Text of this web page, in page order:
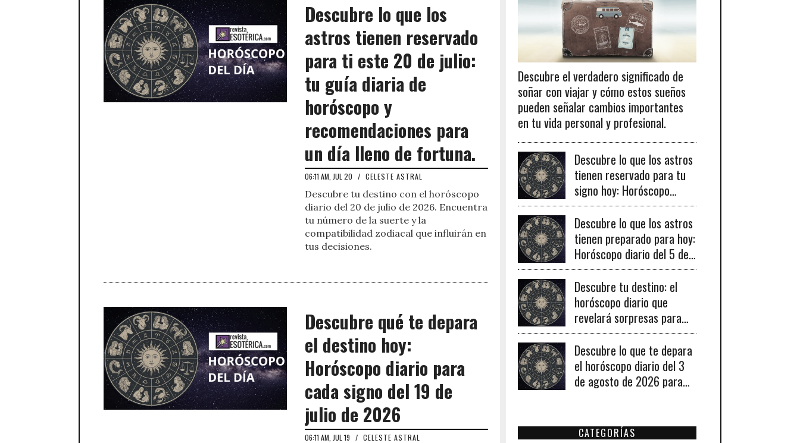
Descubre lo que los
astros tienen reservado
para ti este 20 de julio:
tu guía diaria de
horóscopo y
recomendaciones para
un día lleno de fortuna.
06:11 AM, JUL 20 / CELESTE ASTRAL
Descubre tu destino con el horóscopo
diario del 20 de julio de 2026. Encuentra
tu número de la suerte y la
compatibilidad zodiacal que influirán en
tus decisiones.
Descubre qué te depara
el destino hoy:
Horóscopo diario para
cada signo del 19 de
julio de 2026
06:11 AM, JUL 19 / CELESTE ASTRAL
Descubre el verdadero significado de
soñar con viajar y cómo estos sueños
pueden señalar cambios importantes
en tu vida personal y profesional.
Descubre lo que los astros
tienen reservado para tu
signo hoy: Horóscopo
diario del 6 de agosto de
2026
Descubre lo que los astros
tienen preparado para hoy:
Horóscopo diario del 5 de
agosto de 2026 para
todos los signos
zodiacales.
Descubre tu destino: el
horóscopo diario que
revelará sorpresas para
cada signo este 4 de
agosto de 2026
Descubre lo que te depara
el horóscopo diario del 3
de agosto de 2026 para
CATEGORÍAS